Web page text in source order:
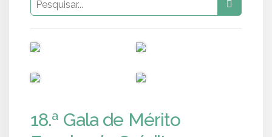
18.ª Gala de Mérito